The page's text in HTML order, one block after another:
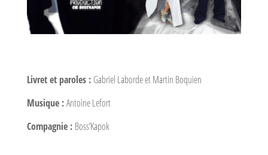
Livret et paroles : Gabriel Laborde et Martin Boquien
Musique :Antoine Lefort
Compagnie : Boss’Kapok